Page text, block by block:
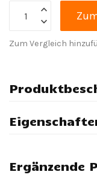
Zum Vergleich
Ergänzende